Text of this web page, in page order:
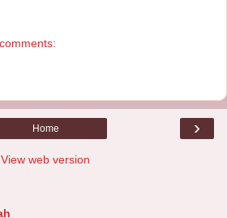
›
Home
View web version